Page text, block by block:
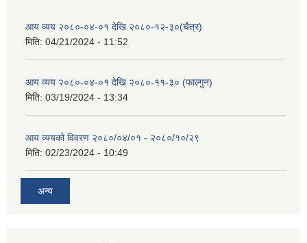
आय व्यय २०८०-०४-०१ देखि २०८०-१२-३०(चैत्र)
मिति: 04/21/2024 - 11:52
आय व्यय २०८०-०४-०१ देखि २०८०-११-३० (फाल्गुन)
मिति: 03/19/2024 - 13:34
आय व्ययको विवरण २०८०/०४/०१ - २०८०/१०/२९
मिति: 02/23/2024 - 10:49
अन्य